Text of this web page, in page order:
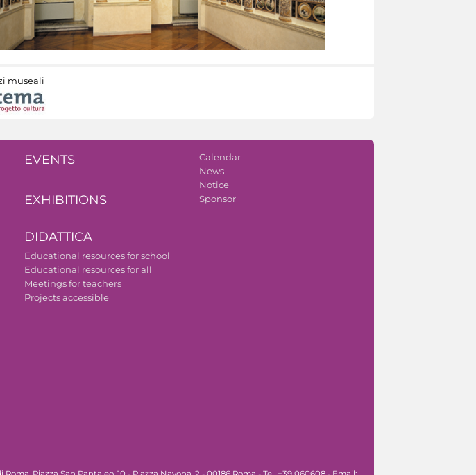
museali
EVENTS
EXHIBITIONS
DIDATTICA
Educational resources for school
Educational resources for all
Meetings for teachers
Projects accessible
Calendar
News
Notice
Sponsor